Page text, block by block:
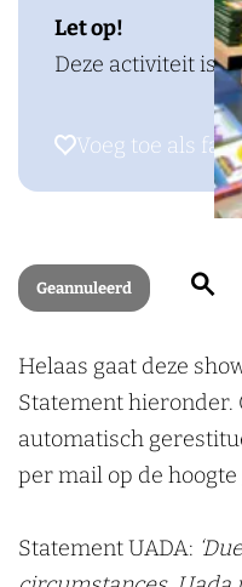
e
k
e
n
b
o
k
D
o
r
n
o
o
s
j
P
r
n
o
s
e
P
p
p
o
d
u
g
D
o
r
r
o
o
s
e
Let op!
Deze activiteit is
Voeg toe als
Voeg toe als
Geannuleerd
Helaas gaat deze
Statement hieronder.
automatisch
per mail op de hoogte
Statement UADA: